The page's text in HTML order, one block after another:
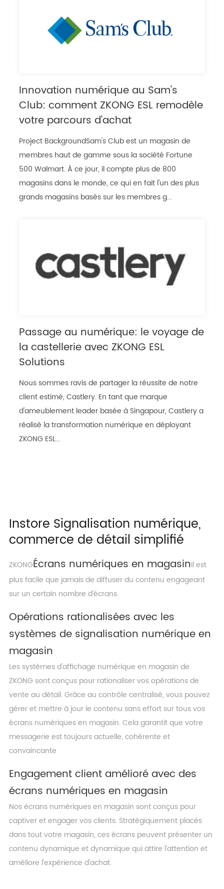
Innovation numérique au Sam's
Club: comment ZKONG ESL remodèle
votre parcours d'achat
Project BackgroundSam's Club est un magasin de
membres haut de gamme sous la société Fortune
500 Walmart. À ce jour, il compte plus de 800
magasins dans le monde, ce qui en fait l'un des plus
grands magasins basés sur les membres g...
Passage au numérique: le voyage de
la castellerie avec ZKONG ESL
Solutions
Nous sommes ravis de partager la réussite de notre
client estimé, Castlery. En tant que marque
d'ameublement leader basée à Singapour, Castlery a
réalisé la transformation numérique en déployant
ZKONG ESL...
Instore Signalisation numérique,
commerce de détail simplifié
ZKONGÉcrans numériques en magasinIl est
plus facile que jamais de diffuser du contenu engageant
sur un certain nombre d'écrans.
Opérations rationalisées avec les
systèmes de signalisation numérique en
magasin
Les systèmes d'affichage numérique en magasin de
ZKONG sont conçus pour rationaliser vos opérations de
vente au détail. Grâce au contrôle centralisé, vous pouvez
gérer et mettre à jour le contenu sans effort sur tous vos
écrans numériques en magasin. Cela garantit que votre
messagerie est toujours actuelle, cohérente et
convaincante
Engagement client amélioré avec des
écrans numériques en magasin
Nos écrans numériques en magasin sont conçus pour
captiver et engager vos clients. Stratégiquement placés
dans tout votre magasin, ces écrans peuvent présenter un
contenu dynamique et dynamique qui attire l'attention et
améliore l'expérience d'achat.